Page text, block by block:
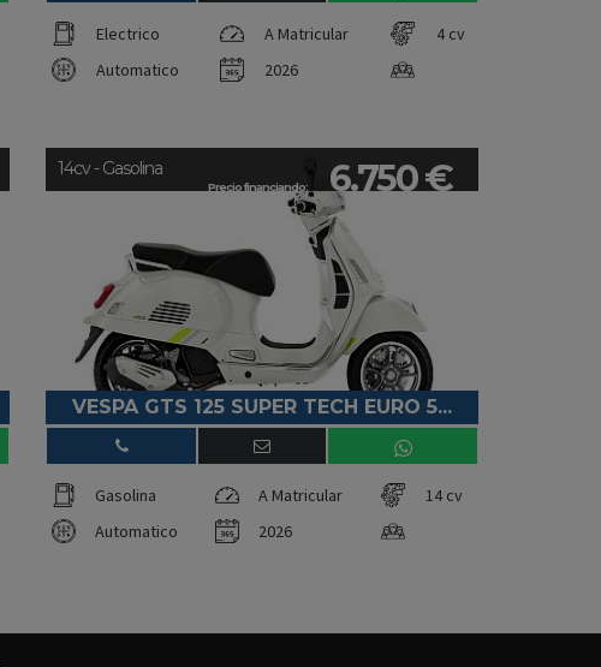
Electrico A Matricular
4 cv
Automatico
2026
Precio financiando: 6.750 €
14cv - Gasolina
VESPA GTS 125 SUPER TECH EURO 5...
Gasolina A Matricular
14 cv
Automatico
2026